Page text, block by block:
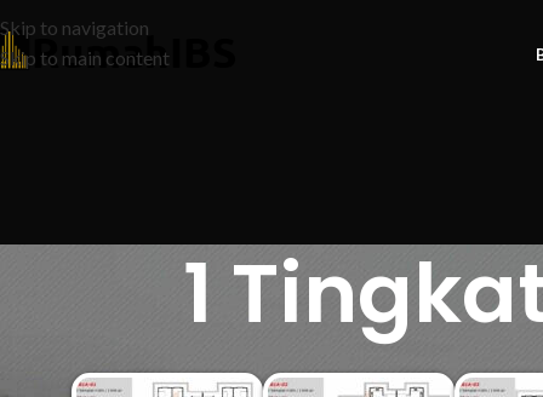
Skip to navigation
Skip to main content
1